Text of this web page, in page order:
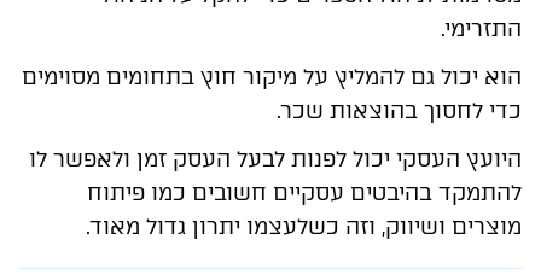
התזרימי.
הוא יכול גם להמליץ על מיקור חוץ בתחומים מסוימים
כדי לחסוך בהוצאות שכר.
היועץ העסקי יכול לפנות לבעל העסק זמן ולאפשר לו
להתמקד בהיבטים עסקיים חשובים כמו פיתוח
מוצרים ושיווק, וזה כשלעצמו יתרון גדול מאוד.